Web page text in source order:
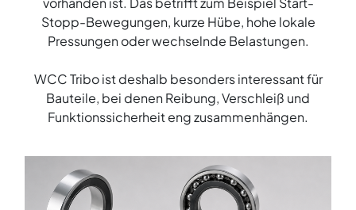
Stopp-Bewegungen, kurze Hübe, hohe lokale
Pressungen oder wechselnde Belastungen.
WCC Tribo ist deshalb besonders interessant für
Bauteile, bei denen Reibung, Verschleiß und
Funktionssicherheit eng zusammenhängen.